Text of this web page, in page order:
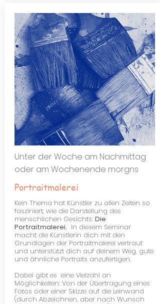
Unter der Woche am Nachmittag
oder am Wochenende morgns
Portraitmalerei
Kein Thema hat Künstler zu allen Zeiten so
fasziniert, wie die Darstellung des
menschlichen Gesichts: Die
Portraitmalerei. In diesem Seminar
macht die Künstlerin dich mit den
Grundlagen der Portraitmalerei vertraut
und unterstützt dich auf deinem Weg, gute
und ähnliche Portraits anzufertigen.
Dabei gibt es eine Vielzahl an
Möglichkeiten: Von der Übertragung eines
Fotos oder einer Skizze auf die Leinwand
(durch Abzeichnen, aber nach Wunsch